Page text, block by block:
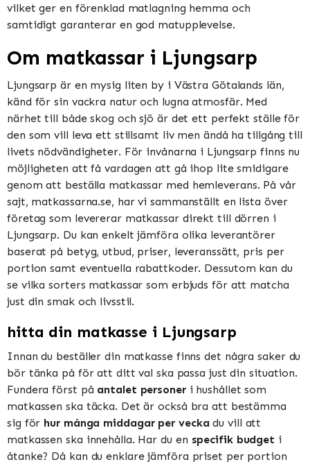
vilket ger en förenklad matlagning hemma och
samtidigt garanterar en god matupplevelse​​​​.
Om matkassar i Ljungsarp
Ljungsarp är en mysig liten by i Västra Götalands län,
känd för sin vackra natur och lugna atmosfär. Med
närhet till både skog och sjö är det ett perfekt ställe för
den som vill leva ett stillsamt liv men ändå ha tillgång till
livets nödvändigheter. För invånarna i Ljungsarp finns nu
möjligheten att få vardagen att gå ihop lite smidigare
genom att beställa matkassar med hemleverans. På vår
sajt, matkassarna.se, har vi sammanställt en lista över
företag som levererar matkassar direkt till dörren i
Ljungsarp. Du kan enkelt jämföra olika leverantörer
baserat på betyg, utbud, priser, leveranssätt, pris per
portion samt eventuella rabattkoder. Dessutom kan du
se vilka sorters matkassar som erbjuds för att matcha
just din smak och livsstil.
hitta din matkasse i Ljungsarp
Innan du beställer din matkasse finns det några saker du
bör tänka på för att ditt val ska passa just din situation.
Fundera först på antalet personeri hushållet som
matkassen ska täcka. Det är också bra att bestämma
sig för hur många middagar per veckadu vill att
matkassen ska innehålla. Har du en specifik budget i
åtanke? Då kan du enklare jämföra priset per portion